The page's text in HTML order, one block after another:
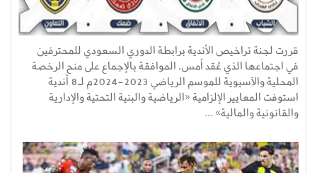
قررت لجنة تراخيص الأندية برابطة الدوري السعودي للمحترفين
في اجتماعها الذي عُقد أمس، الموافقة بالإجماع على منح الرخصة
المحلية والآسيوية للموسم الرياضي 2023-2024م لـ8 أندية
استوفت المعايير الإلزامية «الرياضية والبنية التحتية والإدارية
والقانونية والمالية» ...